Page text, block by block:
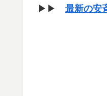
▶▶ 最新の安